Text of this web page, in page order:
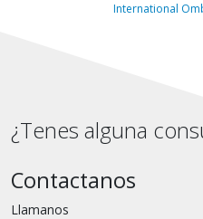
International
¿Tenes alguna
Contactanos
Llamanos